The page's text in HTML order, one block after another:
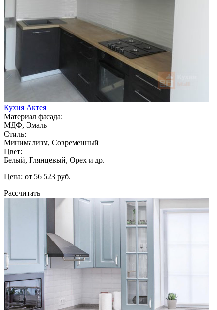
Кухня Актея
Материал фасада:
МДФ, Эмаль
Стиль:
Минимализм, Современный
Цвет:
Белый, Глянцевый, Орех и др.
Цена: от 56 523 руб.
Рассчитать